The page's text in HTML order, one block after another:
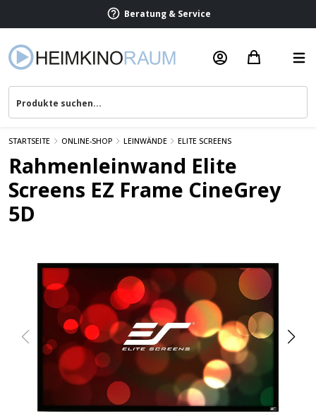
Termin vereinbaren
STARTSEITE ONLINE-SHOP LEINWÄNDE ELITE SCREENS
Rahmenleinwand Elite
Screens EZ Frame CineGrey
5D